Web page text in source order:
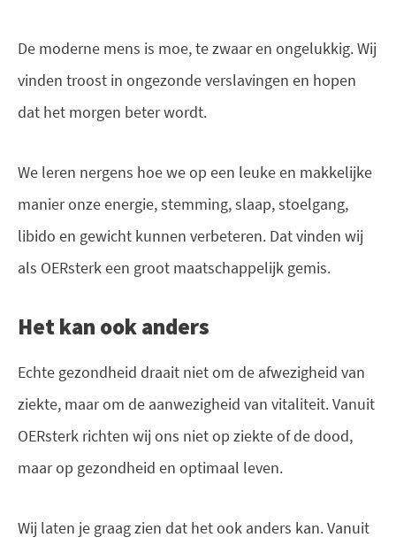
De moderne mens is moe, te zwaar en ongelukkig. Wij
vinden troost in ongezonde verslavingen en hopen
dat het morgen beter wordt.
We leren nergens hoe we op een leuke en makkelijke
manier onze energie, stemming, slaap, stoelgang,
libido en gewicht kunnen verbeteren. Dat vinden wij
als OERsterk een groot maatschappelijk gemis.
Het kan ook anders
Echte gezondheid draait niet om de afwezigheid van
ziekte, maar om de aanwezigheid van vitaliteit. Vanuit
OERsterk richten wij ons niet op ziekte of de dood,
maar op gezondheid en optimaal leven.
Wij laten je graag zien dat het ook anders kan. Vanuit